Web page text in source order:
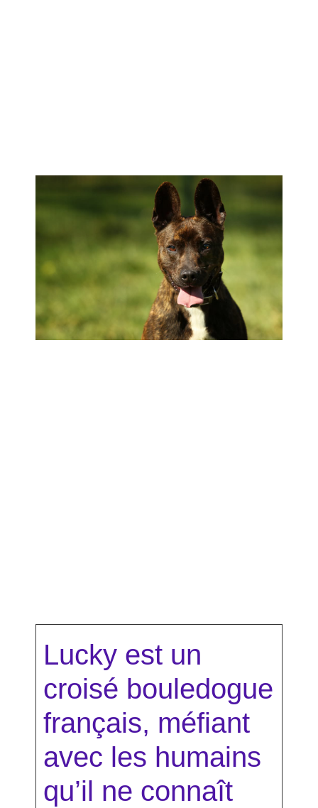
Lucky est un
croisé bouledogue
français, méfiant
avec les humains
qu’il ne connaît